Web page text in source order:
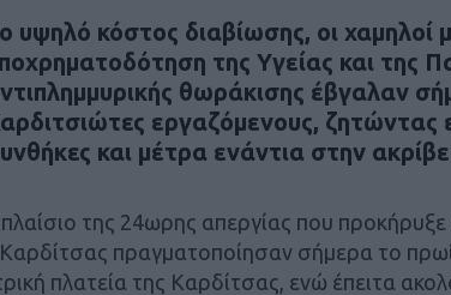
υψηλό κόστος διαβίωσης, οι χαμηλοί
της Υγείας και της
θωράκισης έβγαλαν
εργαζόμενους, ζητώντας
και μέτρα ενάντια στην
της 24ωρης απεργίας που
πραγματοποίησαν σήμερα το
πλατεία της Καρδίτσας, ενώ έπειτα